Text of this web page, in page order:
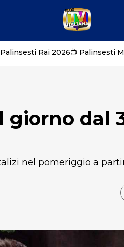
Palinsesti Rai 2026📺 Palinsesti
giorno dal
nel pomeriggio a